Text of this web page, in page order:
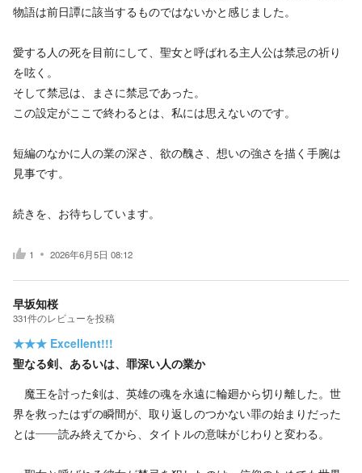
物語は前日譚に該当するものではないかと感じました。
愛する人の死を目前にして、聖女と呼ばれる主人公は禁忌の祈り
を呟く。
そして禁忌は、まさに禁忌であった。
この設定がここで終わるとは、私には思えないのです。
短編のなかに人の業の深さ、欲の醜さ、想いの強さを描く手腕は
見事です。
続きを、お待ちしています。
1 2026年6月5日 08:12
早坂知桜
331件のレビューを投稿
★★★ Excellent!!!
聖なる剣、あるいは、罪深い人の業か
魔王を討った剣は、英雄の魂を永遠に輪廻から切り離した。世
界を救ったはずの瞬間が、取り返しのつかない罪の始まりだった
とは——読み終えてから、タイトルの意味がじわりと変わる。